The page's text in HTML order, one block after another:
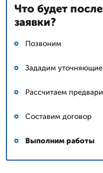
Что будет
заявки?
Позвоним
Зададим
Рассчитаем
Составим договор
Выполним работы